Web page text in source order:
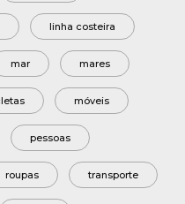
linha costeira
mar mares
móveis
pessoas
roupas transporte